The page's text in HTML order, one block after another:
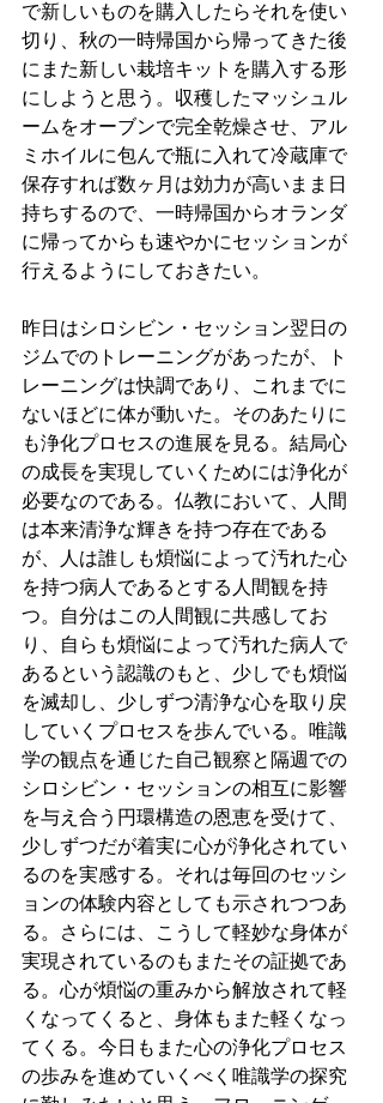
で新しいものを購入したらそれを使い
切り、秋の一時帰国から帰ってきた後
にまた新しい栽培キットを購入する形
にしようと思う。収穫したマッシュル
ームをオーブンで完全乾燥させ、アル
ミホイルに包んで瓶に入れて冷蔵庫で
保存すれば数ヶ月は効力が高いまま日
持ちするので、一時帰国からオランダ
に帰ってからも速やかにセッションが
行えるようにしておきたい。
昨日はシロシビン・セッション翌日の
ジムでのトレーニングがあったが、ト
レーニングは快調であり、これまでに
ないほどに体が動いた。そのあたりに
も浄化プロセスの進展を見る。結局心
の成長を実現していくためには浄化が
必要なのである。仏教において、人間
は本来清浄な輝きを持つ存在である
が、人は誰しも煩悩によって汚れた心
を持つ病人であるとする人間観を持
つ。自分はこの人間観に共感してお
り、自らも煩悩によって汚れた病人で
あるという認識のもと、少しでも煩悩
を滅却し、少しずつ清浄な心を取り戻
していくプロセスを歩んでいる。唯識
学の観点を通じた自己観察と隔週での
シロシビン・セッションの相互に影響
を与え合う円環構造の恩恵を受けて、
少しずつだが着実に心が浄化されてい
るのを実感する。それは毎回のセッシ
ョンの体験内容としても示されつつあ
る。さらには、こうして軽妙な身体が
実現されているのもまたその証拠であ
る。心が煩悩の重みから解放されて軽
くなってくると、身体もまた軽くなっ
てくる。今日もまた心の浄化プロセス
の歩みを進めていくべく唯識学の探究